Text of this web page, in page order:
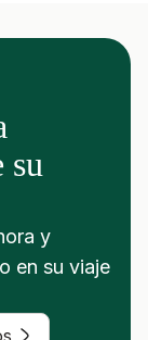
su
y
en su viaje